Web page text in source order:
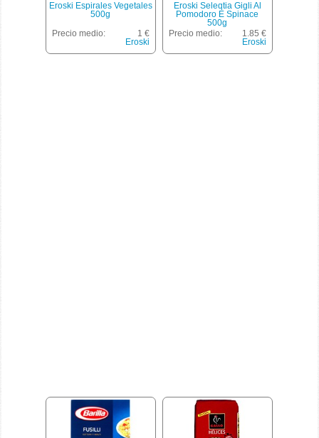
Eroski Espirales Vegetales
500g
Precio medio:
1 €
Eroski
Eroski Seleqtia Gigli Al
Pomodoro E Spinace
500g
Precio medio:
1.85 €
Eroski